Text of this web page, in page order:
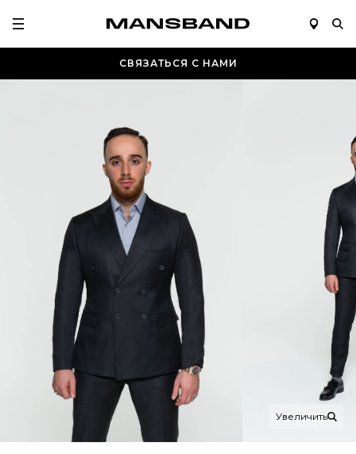
СВЯЗАТЬСЯ С НАМИ
Увеличить